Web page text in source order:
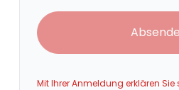
Mit Ihrer Anmeldung erklären